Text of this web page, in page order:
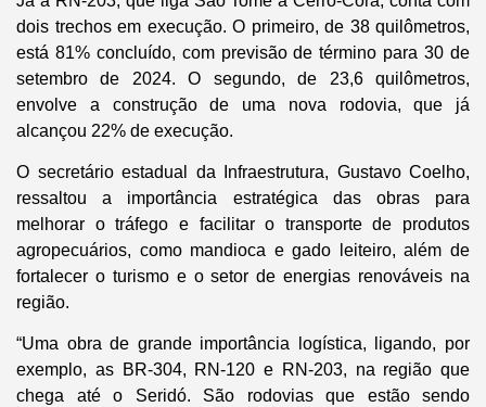
dois trechos em execução. O primeiro, de 38 quilômetros,
está 81% concluído, com previsão de término para 30 de
setembro de 2024. O segundo, de 23,6 quilômetros,
envolve a construção de uma nova rodovia, que já
alcançou 22% de execução.
O secretário estadual da Infraestrutura, Gustavo Coelho,
ressaltou a importância estratégica das obras para
melhorar o tráfego e facilitar o transporte de produtos
agropecuários, como mandioca e gado leiteiro, além de
fortalecer o turismo e o setor de energias renováveis na
região.
“Uma obra de grande importância logística, ligando, por
exemplo, as BR-304, RN-120 e RN-203, na região que
chega até o Seridó. São rodovias que estão sendo